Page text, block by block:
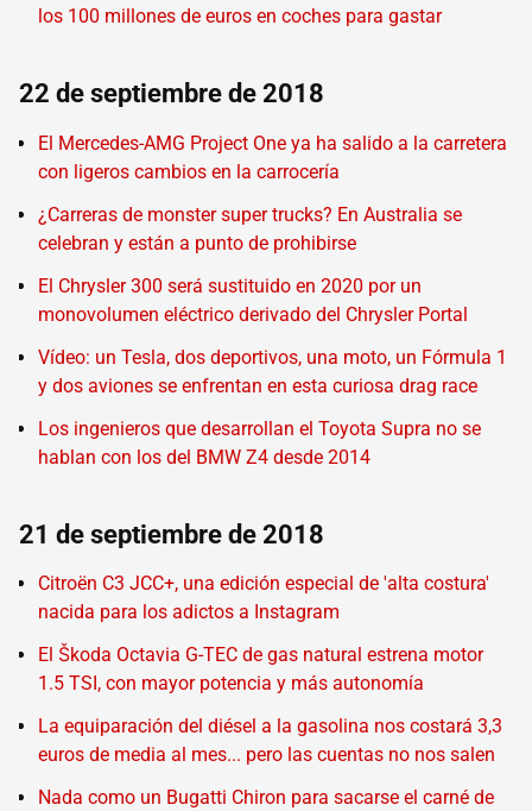
los 100 millones de euros en coches para gastar
22 de septiembre de 2018
El Mercedes-AMG Project One ya ha salido a la carretera
con ligeros cambios en la carrocería
¿Carreras de monster super trucks? En Australia se
celebran y están a punto de prohibirse
El Chrysler 300 será sustituido en 2020 por un
monovolumen eléctrico derivado del Chrysler Portal
Vídeo: un Tesla, dos deportivos, una moto, un Fórmula 1
y dos aviones se enfrentan en esta curiosa drag race
Los ingenieros que desarrollan el Toyota Supra no se
hablan con los del BMW Z4 desde 2014
21 de septiembre de 2018
Citroën C3 JCC+, una edición especial de 'alta costura'
nacida para los adictos a Instagram
El Škoda Octavia G-TEC de gas natural estrena motor
1.5 TSI, con mayor potencia y más autonomía
La equiparación del diésel a la gasolina nos costará 3,3
euros de media al mes... pero las cuentas no nos salen
Nada como un Bugatti Chiron para sacarse el carné de